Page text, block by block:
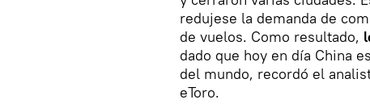
redujese la demanda de
de vuelos. Como resultado,
dado que hoy en día China
del mundo, recordó el
eToro.